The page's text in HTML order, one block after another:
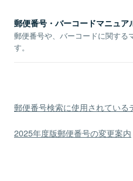
郵便番号・バーコードマニュア
郵便番号や、バーコードに関する
す。
郵便番号検索に使用されている
2025年度版郵便番号の変更案内